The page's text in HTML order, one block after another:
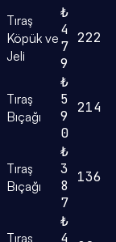
Tıraş
Köpük ve
Jeli
₺
4
7
9
222
Tıraş
Bıçağı
₺
5
9
0
214
Tıraş
Bıçağı
₺
3
8
7
136
Tıraş
₺